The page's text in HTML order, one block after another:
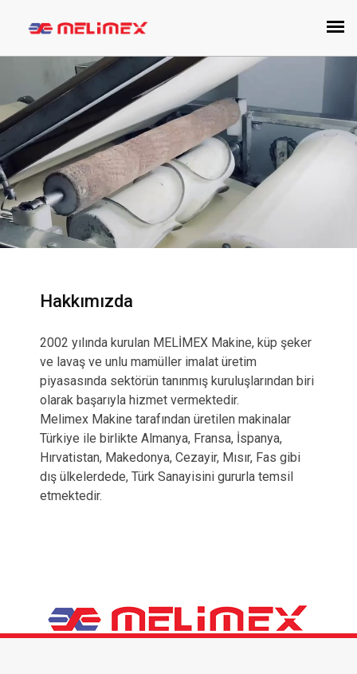
Hakkımızda
2002 yılında kurulan MELİMEX Makine, küp şeker
ve lavaş ve unlu mamüller imalat üretim
piyasasında sektörün tanınmış kuruluşlarından biri
olarak başarıyla hizmet vermektedir.
Melimex Makine tarafından üretilen makinalar
Türkiye ile birlikte Almanya, Fransa, İspanya,
Hırvatistan, Makedonya, Cezayir, Mısır, Fas gibi
dış ülkelerdede, Türk Sanayisini gururla temsil
etmektedir.